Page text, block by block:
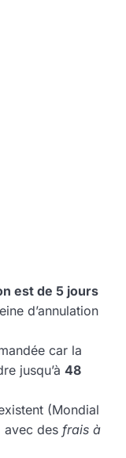
est de 5 jours
d’annulation
car la
jusqu’à 48
(Mondial
avec des frais à